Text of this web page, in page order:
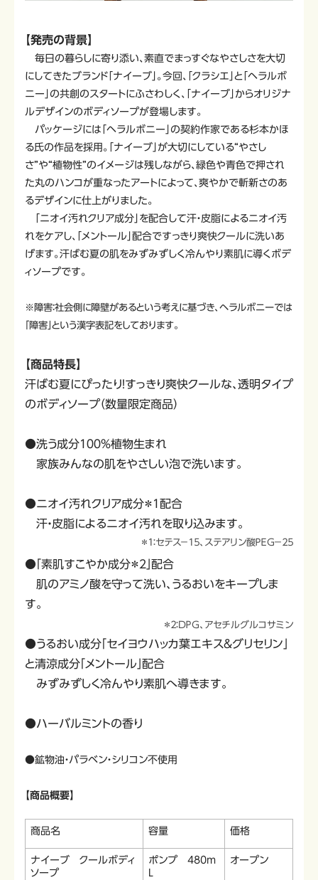
【発売の背景】
毎日の暮らしに寄り添い、素直でまっすぐなやさしさを大切
にしてきたブランド「ナイーブ」。今回、「クラシエ」と「ヘラルボ
ニー」の共創のスタートにふさわしく、「ナイーブ」からオリジナ
ルデザインのボディソープが登場します。
パッケージには「ヘラルボニー」の契約作家である杉本かほ
る氏の作品を採用。「ナイーブ」が大切にしている“やさし
さ”や“植物性”のイメージは残しながら、緑色や青色で押され
た丸のハンコが重なったアートによって、爽やかで斬新さのあ
るデザインに仕上がりました。
「ニオイ汚れクリア成分」を配合して汗・皮脂によるニオイ汚
れをケアし、「メントール」配合ですっきり爽快クールに洗いあ
げます。汗ばむ夏の肌をみずみずしく冷んやり素肌に導くボデ
ィソープです。
※障害：社会側に障壁があるという考えに基づき、ヘラルボニーでは
「障害」という漢字表記をしております。
【商品特長】
汗ばむ夏にぴったり！すっきり爽快クールな、透明タイプ
のボディソープ（数量限定商品）
●洗う成分１００％植物生まれ
家族みんなの肌をやさしい泡で洗います。
●ニオイ汚れクリア成分＊１配合
汗・皮脂によるニオイ汚れを取り込みます。
＊１：セテス－１５、ステアリン酸ＰＥＧ－２５
●「素肌すこやか成分＊２」配合
肌のアミノ酸を守って洗い、うるおいをキープしま
す。
＊２：ＤＰＧ、アセチルグルコサミン
●うるおい成分「セイヨウハッカ葉エキス＆グリセリン」
と清涼成分「メントール」配合
みずみずしく冷んやり素肌へ導きます。
●ハーバルミントの香り
●鉱物油・パラベン・シリコン不使用
【商品概要】
商品名 容量 価格
ナイーブ クールボディ
ソープ
ポンプ 480m
L
オープン